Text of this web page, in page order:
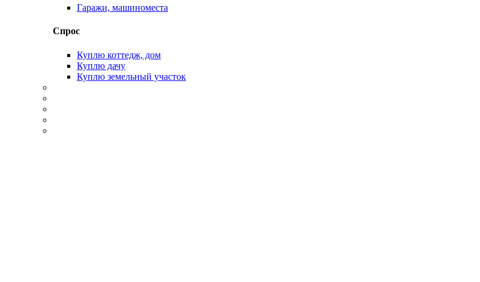
Гаражи, машиноместа
Спрос
Куплю коттедж, дом
Куплю дачу
Куплю земельный участок